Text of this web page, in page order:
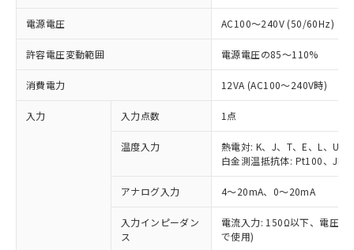
電源電圧 AC100～240V (50/60Hz)
許容電圧変動範囲 電源電圧の85～110%
消費電力 12VA (AC100～240V時)
入力 入力点数 1点
温度入力
熱電対: K、J、T、E、L、U
白金測温抵抗体: Pt100、
アナログ入力 4～20mA、0～20mA
入力インピーダン
ス
電流入力: 150Ω以下、電圧入
で使用)